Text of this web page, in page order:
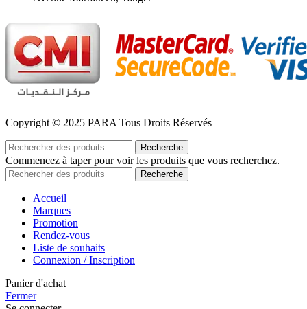
Copyright © 2025 PARA Tous Droits Réservés
Recherche
Commencez à taper pour voir les produits que vous recherchez.
Recherche
Accueil
Marques
Promotion
Rendez-vous
Liste de souhaits
Connexion / Inscription
Panier d'achat
Fermer